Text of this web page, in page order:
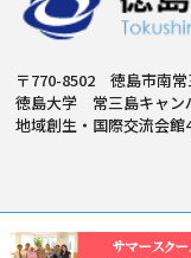
〒770-8502 徳島市南常
徳島大学 常三島キャン
地域創生・国際交流会館